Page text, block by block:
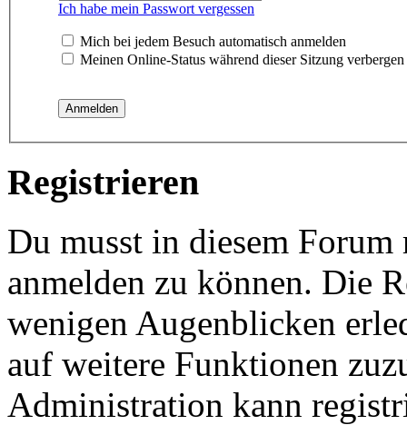
Ich habe mein Passwort vergessen
Mich bei jedem Besuch automatisch anmelden
Meinen Online-Status während dieser Sitzung verbergen
Registrieren
Du musst in diesem
anmelden zu können. Die
wenigen Augenblicken
auf weitere Funktionen
Administration kann